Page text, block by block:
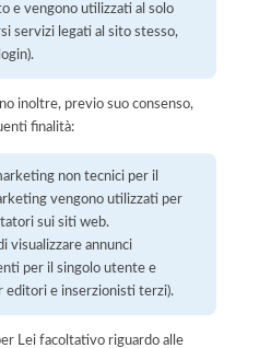
e vengono utilizzati al solo
servizi legati al sito stesso,
inoltre, previo suo consenso,
finalità:
non tecnici per il
vengono utilizzati per
sui siti web.
visualizzare annunci
per il singolo utente e
editori e inserzionisti terzi).
Lei facoltativo riguardo alle